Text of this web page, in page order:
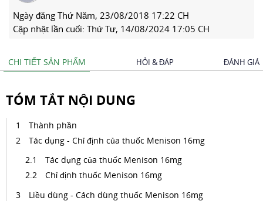
Ngày đăng Thứ Năm, 23/08/2018 17:22 CH
Cập nhật lần cuối: Thứ Tư, 14/08/2024 17:05 CH
CHI TIẾT SẢN PHẨM HỎI & ĐÁP ĐÁNH GIÁ
TÓM TẮT NỘI DUNG
Thành phần
Tác dụng - Chỉ định của thuốc Menison 16mg
Tác dụng của thuốc Menison 16mg
Chỉ định thuốc Menison 16mg
Liều dùng - Cách dùng thuốc Menison 16mg